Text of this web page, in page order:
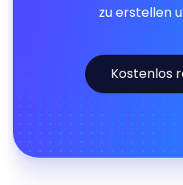
zu erstellen
Kostenlos